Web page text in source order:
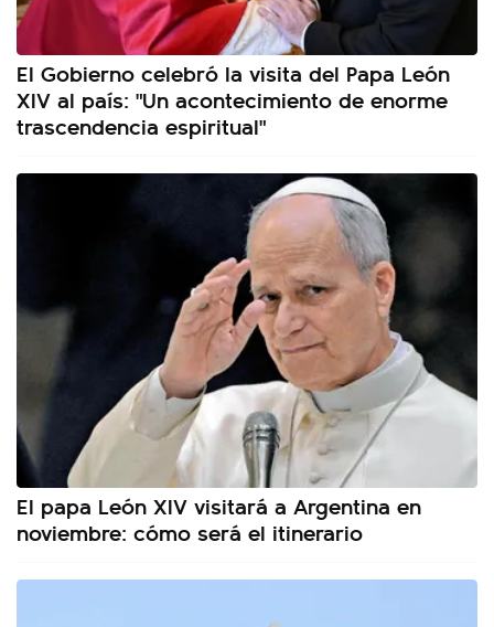
El Gobierno celebró la visita del Papa León
XIV al país: "Un acontecimiento de enorme
trascendencia espiritual"
El papa León XIV visitará a Argentina en
noviembre: cómo será el itinerario